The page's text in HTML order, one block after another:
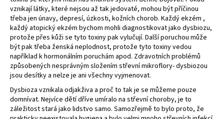
vznikají látky, které nejsou až tak jedovaté, mohou být příčinou
třeba jen únavy, depresí, úzkosti, kožních chorob. Každý ekzém ,
každý atopický ekzém bychom mohli diagnostikovat jako dysbiozu,
protože přes kůži se tyto toxiny pak vylučují. Další poruchou může
být pak třeba ženská neplodnost, protože tyto toxiny vedou
například k hormonálním poruchám apod. Zdravotních problémů
způsobených nesprávným složením střevní mikroflory- dysbiozou
jsou desítky a nelze je ani všechny vyjmenovat.
Dysbioza vznikala odjakživa a proč to tak je se můžeme pouze
domnívat. Nejvíce dětí dříve umíralo na střevní choroby, je to
záležitost stará jako lidstvo samo. Samozřejmě to bylo proto, že